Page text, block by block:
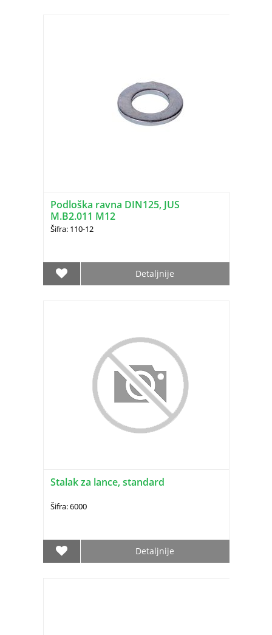
Podloška ravna DIN125, JUS
M.B2.011 M12
Šifra: 110-12
Detaljnije
Stalak za lance, standard
Šifra: 6000
Detaljnije